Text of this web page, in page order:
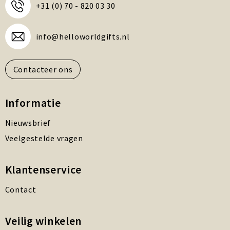
+31 (0) 70 - 820 03 30
info@helloworldgifts.nl
Contacteer ons
Informatie
Nieuwsbrief
Veelgestelde vragen
Klantenservice
Contact
Veilig winkelen